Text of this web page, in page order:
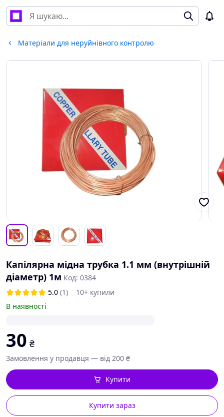
Матеріали для неруйнівного контролю
Капілярна мідна трубка 1.1 мм (внутрішній
діаметр) 1м Код: 0384
5.0 (1)
10+ купили
В наявності
30 ₴
Замовлення у продавця — від 200 ₴
Купити зараз
Купити